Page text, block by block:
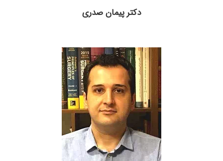
دکتر پیمان صدری